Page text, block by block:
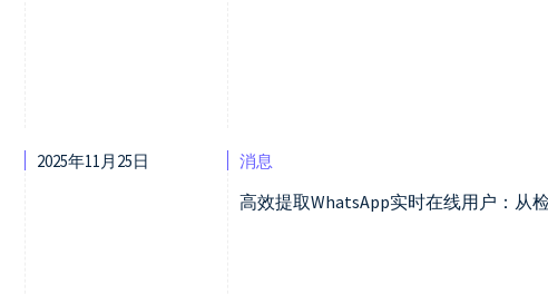
2025年11月25日 消息
高效提取WhatsApp实时在线用户：从